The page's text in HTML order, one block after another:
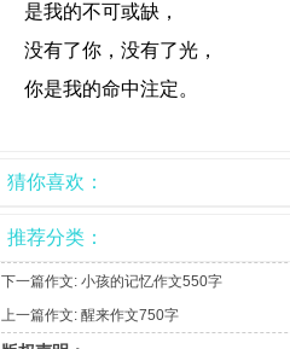
是我的不可或缺，
没有了你，没有了光，
你是我的命中注定。
猜你喜欢：
推荐分类：
下一篇作文: 小孩的记忆作文550字
上一篇作文: 醒来作文750字